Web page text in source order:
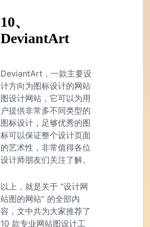
10、
DeviantArt
DeviantArt，一款主要设
计方向为图标设计的网站
图设计网站，它可以为用
户提供非常多不同类型的
图标设计，足够优秀的图
标可以保证整个设计页面
的艺术性，非常值得各位
设计师朋友们关注了解。
以上，就是关于 “设计网
站图的网站” 的全部内
容，文中共为大家推荐了
10 款专业网站图设计工